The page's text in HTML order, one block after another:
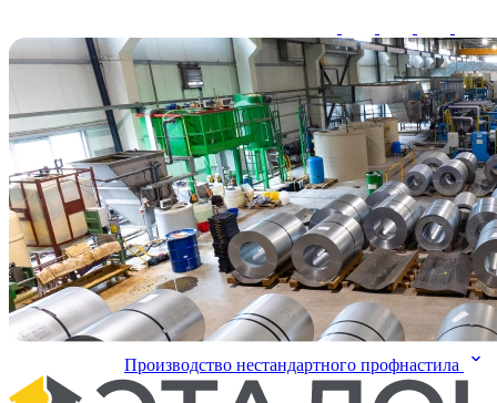
Производство нестандартного профнастила